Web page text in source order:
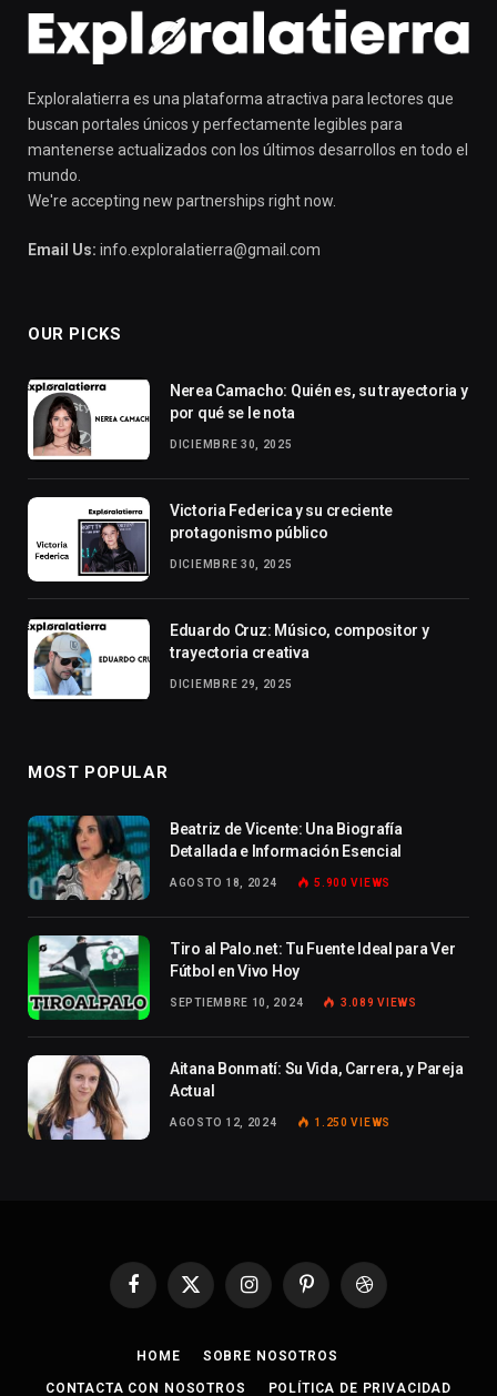
Exploralatierra es una plataforma atractiva para lectores que
buscan portales únicos y perfectamente legibles para
mantenerse actualizados con los últimos desarrollos en todo el
mundo.
We're accepting new partnerships right now.
Email Us: info.exploralatierra@gmail.com
OUR PICKS
Nerea Camacho: Quién es, su trayectoria y
por qué se le nota
DICIEMBRE 30, 2025
Victoria Federica y su creciente
protagonismo público
DICIEMBRE 30, 2025
Eduardo Cruz: Músico, compositor y
trayectoria creativa
DICIEMBRE 29, 2025
MOST POPULAR
Beatriz de Vicente: Una Biografía
Detallada e Información Esencial
AGOSTO 18, 2024 5.900VIEWS
Tiro al Palo.net: Tu Fuente Ideal para Ver
Fútbol en Vivo Hoy
SEPTIEMBRE 10, 2024 3.089VIEWS
Aitana Bonmatí: Su Vida, Carrera, y Pareja
Actual
AGOSTO 12, 2024 1.250VIEWS
Facebook
X
InstagramPinterestDribbble
HOME SOBRE NOSOTROS
CONTACTA CON NOSOTROS POLÍTICA DE PRIVACIDAD